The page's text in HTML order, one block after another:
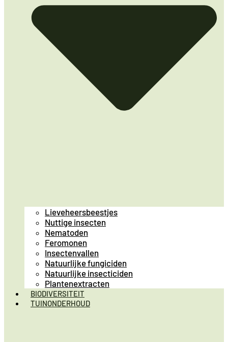
Lieveheersbeestjes
Nuttige insecten
Nematoden
Feromonen
Insectenvallen
Natuurlijke fungiciden
Natuurlijke insecticiden
Plantenextracten
BIODIVERSITEIT
TUINONDERHOUD